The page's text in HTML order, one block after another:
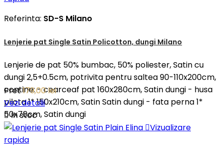
Referinta: SD-S Milano
Lenjerie pat Single Satin Policotton, dungi Milano
Lenjerie de pat 50% bumbac, 50% poliester, Satin cu
dungi 2,5+0.5cm, potrivita pentru saltea 90-110x200cm,
contine: - cearceaf pat 160x280cm, Satin dungi - husa
pilota 1* 150x210cm, Satin Satin dungi - fata perna 1*
50x70cm, Satin dungi
Pret179,00 lei
Vezi detalii
In stoc
Vizualizare
rapida